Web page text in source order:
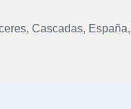
,Cascadas, España,
de Cáceres